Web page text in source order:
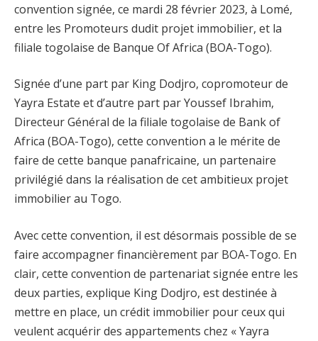
convention signée, ce mardi 28 février 2023, à Lomé,
entre les Promoteurs dudit projet immobilier, et la
filiale togolaise de Banque Of Africa (BOA-Togo).
Signée d’une part par King Dodjro, copromoteur de
Yayra Estate et d’autre part par Youssef Ibrahim,
Directeur Général de la filiale togolaise de Bank of
Africa (BOA-Togo), cette convention a le mérite de
faire de cette banque panafricaine, un partenaire
privilégié dans la réalisation de cet ambitieux projet
immobilier au Togo.
Avec cette convention, il est désormais possible de se
faire accompagner financièrement par BOA-Togo. En
clair, cette convention de partenariat signée entre les
deux parties, explique King Dodjro, est destinée à
mettre en place, un crédit immobilier pour ceux qui
veulent acquérir des appartements chez « Yayra